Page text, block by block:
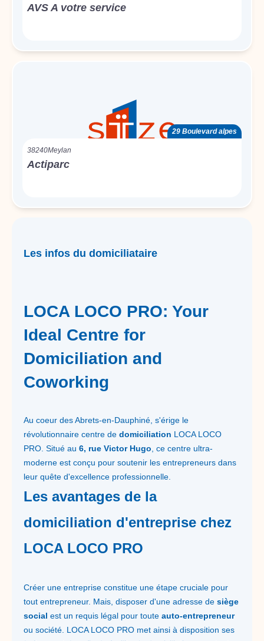
AVS A votre service
29 Boulevard alpes
38240Meylan
Actiparc
Les infos du domiciliataire
LOCA LOCO PRO: Your
Ideal Centre for
Domiciliation and
Coworking
Au coeur des Abrets-en-Dauphiné, s'érige le
révolutionnaire centre de domiciliation LOCA LOCO
PRO. Situé au 6, rue Victor Hugo , ce centre ultra-
moderne est conçu pour soutenir les entrepreneurs dans
leur quête d'excellence professionnelle.
Les avantages de la
domiciliation d'entreprise chez
LOCA LOCO PRO
Créer une entreprise constitue une étape cruciale pour
tout entrepreneur. Mais, disposer d'une adresse de siège
social est un requis légal pour toute auto-entrepreneur
ou société. LOCA LOCO PRO met ainsi à disposition ses